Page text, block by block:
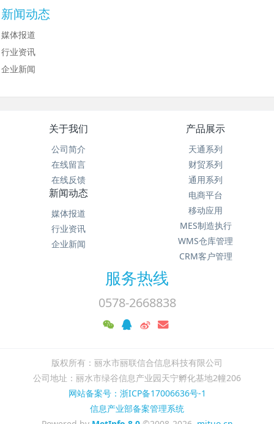
新闻动态
媒体报道
行业资讯
企业新闻
关于我们
公司简介
在线留言
在线反馈
产品展示
天通系列
财贸系列
通用系列
电商平台
移动应用
MES制造执行
WMS仓库管理
CRM客户管理
新闻动态
媒体报道
行业资讯
企业新闻
服务热线
0578-2668838
版权所有：丽水市丽联信合信息科技有限公司
公司地址：丽水市绿谷信息产业园天宁孵化基地2幢206
网站备案号：浙ICP备17006636号-1
信息产业部备案管理系统